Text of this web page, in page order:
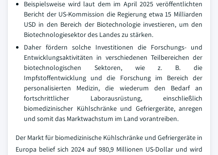
Beispielsweise wird laut dem im April 2025 veröffentlichten
Bericht der US-Kommission die Regierung etwa 15 Milliarden
USD in den Bereich der Biotechnologie investieren, um den
Biotechnologiesektor des Landes zu stärken.
Daher fördern solche Investitionen die Forschungs- und
Entwicklungsaktivitäten in verschiedenen Teilbereichen der
biotechnologischen Sektoren, wie z. B. die
Impfstoffentwicklung und die Forschung im Bereich der
personalisierten Medizin, die wiederum den Bedarf an
fortschrittlicher Laborausrüstung, einschließlich
biomedizinischer Kühlschränke und Gefriergeräte, anregen
und somit das Marktwachstum im Land vorantreiben.
Der Markt für biomedizinische Kühlschränke und Gefriergeräte in
Europa belief sich 2024 auf 980,9 Millionen US-Dollar und wird